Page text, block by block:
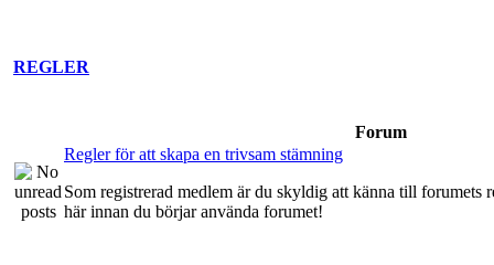
REGLER
Forum
Regler för att skapa en trivsam stämning
Som registrerad medlem är du skyldig att känna till forumets
här innan du börjar använda forumet!